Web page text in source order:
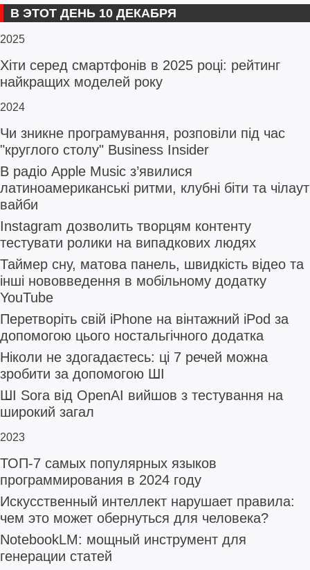
В ЭТОТ ДЕНЬ 10 ДЕКАБРЯ
2025
Хіти серед смартфонів в 2025 році: рейтинг
найкращих моделей року
2024
Чи зникне програмування, розповіли під час
"круглого столу" Business Insider
В радіо Apple Music з’явилися
латиноамериканські ритми, клубні біти та чілаут
вайби
Instagram дозволить творцям контенту
тестувати ролики на випадкових людях
Таймер сну, матова панель, швидкість відео та
інші нововведення в мобільному додатку
YouTube
Перетворіть свій iPhone на вінтажний iPod за
допомогою цього ностальгічного додатка
Ніколи не здогадаєтесь: ці 7 речей можна
зробити за допомогою ШІ
ШІ Sora від OpenAI вийшов з тестування на
широкий загал
2023
ТОП-7 самых популярных языков
программирования в 2024 году
Искусственный интеллект нарушает правила:
чем это может обернуться для человека?
NotebookLM: мощный инструмент для
генерации статей